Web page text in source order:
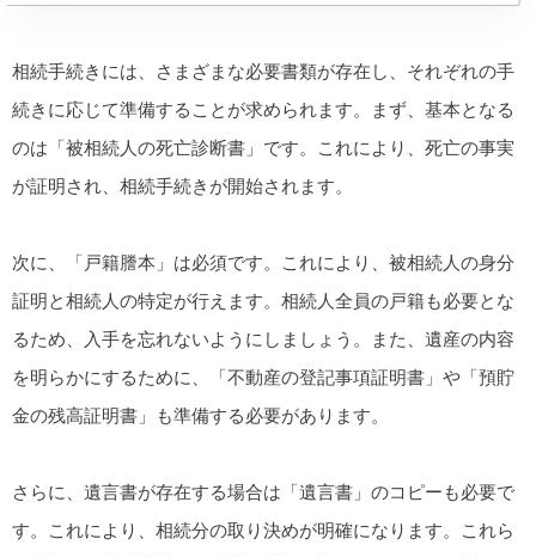
相続手続きには、さまざまな必要書類が存在し、それぞれの手
続きに応じて準備することが求められます。まず、基本となる
のは「被相続人の死亡診断書」です。これにより、死亡の事実
が証明され、相続手続きが開始されます。
次に、「戸籍謄本」は必須です。これにより、被相続人の身分
証明と相続人の特定が行えます。相続人全員の戸籍も必要とな
るため、入手を忘れないようにしましょう。また、遺産の内容
を明らかにするために、「不動産の登記事項証明書」や「預貯
金の残高証明書」も準備する必要があります。
さらに、遺言書が存在する場合は「遺言書」のコピーも必要で
す。これにより、相続分の取り決めが明確になります。これら